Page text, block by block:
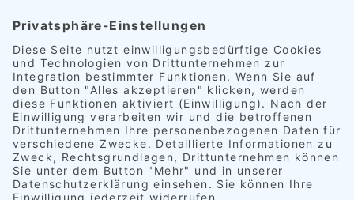
FAQ
Referenzen EXPAND CHILD MENU
Polster
Schimmelpilz
Leder
Alufelgen
Lackkratzer
Scheinwerfer
Rückleuchten
Kundenzitate
Kontakt